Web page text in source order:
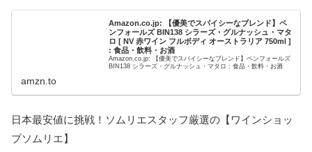
Amazon.co.jp: 【優美でスパイシーなブレンド】ペ
ンフォールズ BIN138 シラーズ・グルナッシュ・マタ
ロ [ NV 赤ワイン フルボディ オーストラリア 750ml ]
: 食品・飲料・お酒
Amazon.co.jp: 【優美でスパイシーなブレンド】ペンフォールズ
BIN138 シラーズ・グルナッシュ・マタロ : 食品・飲料・お酒
amzn.to
日本最安値に挑戦！ソムリエスタッフ厳選の【ワインショッ
プソムリエ】